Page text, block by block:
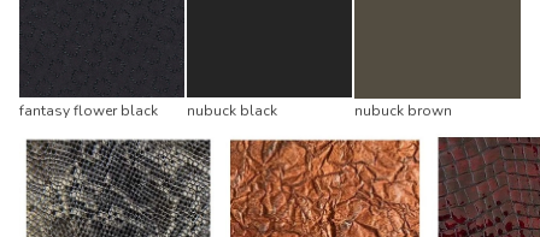
fantasy flower black nubuck black nubuck brown